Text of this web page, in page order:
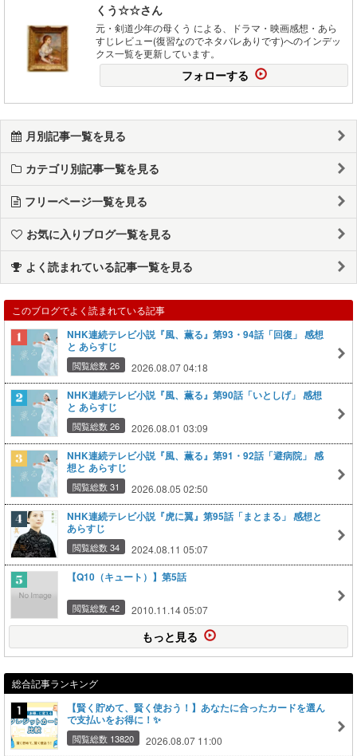
くう☆☆さん
元・剣道少年の母くう による、ドラマ・映画感想・あら
すじレビュー(復習なのでネタバレありです)へのインデッ
クス一覧を更新しています。
フォローする
月別記事一覧を見る
カテゴリ別記事一覧を見る
フリーページ一覧を見る
お気に入りブログ一覧を見る
よく読まれている記事一覧を見る
このブログでよく読まれている記事
NHK連続テレビ小説『風、薫る』第93・94話「回復」 感想
と あらすじ
閲覧総数 26 2026.08.07 04:18
NHK連続テレビ小説『風、薫る』第90話「いとしげ」 感想
と あらすじ
閲覧総数 26 2026.08.01 03:09
NHK連続テレビ小説『風、薫る』第91・92話「避病院」 感
想と あらすじ
閲覧総数 31 2026.08.05 02:50
NHK連続テレビ小説『虎に翼』第95話「まとまる」 感想と
あらすじ
閲覧総数 34 2024.08.11 05:07
【Q10（キュート）】第5話
閲覧総数 42 2010.11.14 05:07
もっと見る
総合記事ランキング
【賢く貯めて、賢く使おう！】あなたに合ったカードを選ん
で支払いをお得に！✨
閲覧総数 13820 2026.08.07 11:00